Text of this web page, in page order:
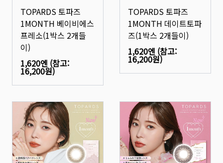
TOPARDS 토파즈
1MONTH 베이비에스
프레소(1박스 2개들
이)
1,620엔 (참고:
16,200원)
TOPARDS 토파즈
1MONTH 데이트토파
즈(1박스 2개들이)
1,620엔 (참고:
16,200원)